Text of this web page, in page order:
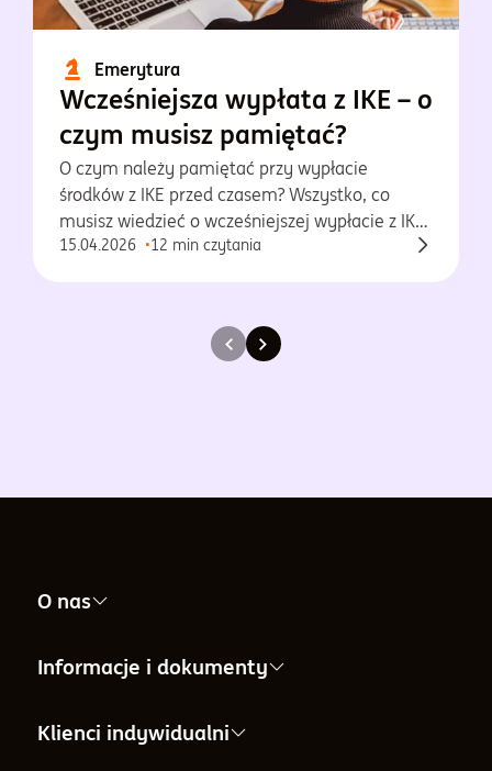
Emerytura
Wcześniejsza wypłata z IKE – o
czym musisz pamiętać?
O czym należy pamiętać przy wypłacie
środków z IKE przed czasem? Wszystko, co
musisz wiedzieć o wcześniejszej wypłacie z IKE.
Sprawdź teraz!
15.04.2026 12 min czytania
O nas
Nasza firma
Informacje i dokumenty
Informacje i dokumenty
Klienci indywidualni